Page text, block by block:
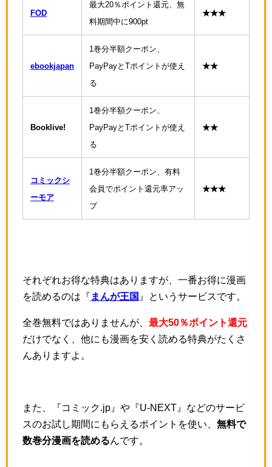
FOD
最大20％ポイント還元、無
料期間中に900pt
★★★
ebookjapan
1巻分半額クーポン、
PayPayとTポイントが使え
る
★★
Booklive!
1巻分半額クーポン、
PayPayとTポイントが使え
る
★★
コミックシ
ーモア
1巻分半額クーポン、有料
会員でポイント還元率アッ
プ
★★★
それぞれお得な特典はありますが、一番お得に漫画
を読めるのは『 まんが王国 』というサービスです。
全巻無料ではありませんが、 最大50％ポイント還元
だけでなく、他にも漫画を安く読める特典がたくさ
んありますよ。
また、『コミック.jp』や『U-NEXT』などのサービ
スのお試し期間にもらえるポイントを使い、 無料で
数巻分漫画を読めるんです。